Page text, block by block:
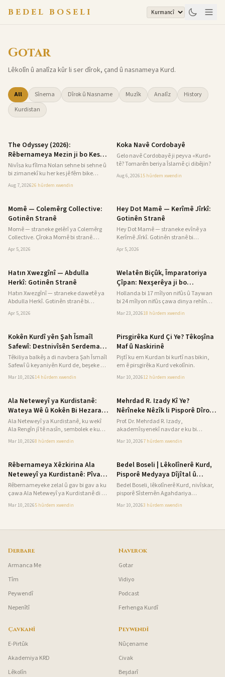
BEDEL BOSELI
Gotar
Lêkolîn û analîza kûr li ser dîrok, çand û nasnameya Kurd.
All Sînema Dîrok û Nasname Muzîk Analîz
History
Kurdistan
Sînema
The Odyssey (2026):
Rêbernameya Mezin ji bo Kesên
ku Dixwazin Fîlmê bi Temamî
Fêm Bikin
Nivîsa ku fîlma Nolan sehne bi sehne û
bi zimanekî ku her kes jê fêm bike
vedibêje
Aug 7, 202626 hûrdem xwendin
Dîrok û Nasname
Koka Navê Cordobayê
Gelo navê Cordobayê ji peyva «Kurd»
tê? Tomarên beriya Îslamê çi dibêjin?
Aug 6, 202615 hûrdem xwendin
Muzîk
Momê — Colemêrg Collective:
Gotinên Stranê
Momê — straneke gelêrî ya Colemêrg
Collective. Çîroka Momê bi stranê.
Gotinên stranê bi Kurmancî û
wergerandinê.
Apr 5, 2026
Muzîk
Hey Dot Mamê — Kerîmê Jîrkî:
Gotinên Stranê
Hey Dot Mamê — straneke evînê ya
Kerîmê Jîrkî. Gotinên stranê bi
Kurmancî û wergerandinê.
Apr 5, 2026
Muzîk
Hatın Xwezgînî — Abdulla
Herkî: Gotinên Stranê
Hatın Xwezgînî — straneke dawetê ya
Abdulla Herkî. Gotinên stranê bi
Kurmancî û wergerandinê.
Apr 5, 2026
Analîz
Welatên Biçûk, Împaratoriya
Çîpan: Nexşerêya ji bo
Kurdistanê
Hollanda bi 17 mîlyon nifûs û Taywan
bi 24 mîlyon nifûs çawa dinya rehîn
girtine? Çîrokên ASML, TSMC û
teknolojiya çîpan. Kurd divê ji vê çîrokê
Mar 23, 202618 hûrdem xwendin
History
Kokên Kurdî yên Şah Îsmaîl
Safewî: Destnivîsên Serdema
Navîn Eslê Kurdî yê Damezrêner
Îsbat Dikin
Têkiliya balkêş a di navbera Şah Îsmaîl
Safewî û keyaniyên Kurd de, beşeke pir
girîng a dîroka Rojhilata Navîn a
serdema navîn pêk tîne.
Mar 10, 202614 hûrdem xwendin
Kurdistan
Pirsgirêka Kurd Çi Ye? Têkoşîna
Maf û Naskirinê
Piştî ku em Kurdan bi kurtî nas bikin,
em ê pirsgirêka Kurd vekolînin.
Mar 10, 202612 hûrdem xwendin
Kurdistan
Ala Neteweyî ya Kurdistanê:
Wateya Wê û Kokên Bi Hezaran
Salî
Ala Neteweyî ya Kurdistanê, ku wekî
Ala Rengîn jî tê nasîn, sembolek e ku
çîroka bi hezaran salî ya gelê Kurd ber
bi ezman ve hildigire.
Mar 10, 20268 hûrdem xwendin
Kurdistan
Mehrdad R. Izady Kî Ye?
Nêrîneke Nêzîk li Pisporê Dîrok
û Çanda Kurd
Prof. Dr. Mehrdad R. Izady,
akademîsyenekî navdar e ku bi
nêzîkatiya piralî ya dîrok, çand û
nasnameya Kurdan û Kurdistanê tê
Mar 10, 20267 hûrdem xwendin
Kurdistan
Rêbernameya Xêzkirina Ala
Neteweyî ya Kurdistanê: Pîvan,
Reng, Standard
Rêbernameyeke zelal û gav bi gav a ku
çawa Ala Neteweyî ya Kurdistanê di du
mezinahiyan de bê xêzkirin.
Mar 10, 20265 hûrdem xwendin
Kurdistan
Bedel Boseli | Lêkolînerê Kurd,
Pisporê Medyaya Dîjîtal û
Nivîskar
Bedel Boseli, lêkolînerê Kurd, nivîskar,
pisporê Sîstemên Agahdariya
Rêveberiyê û medyaya dîjîtal e.
Mar 10, 20263 hûrdem xwendin
Derbare
Armanca Me
Tîm
Peywendî
Nepenîtî
Naverok
Gotar
Vidiyo
Podcast
Ferhenga Kurdî
Çavkanî
E-Pirtûk
Akademiya KRD
Lêkolîn
Peywendî
Nûçename
Civak
Beşdarî